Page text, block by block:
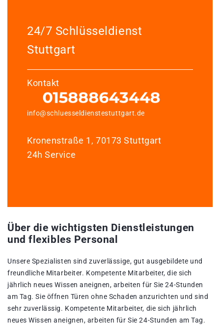
24/7 Schlüsseldienst
Stuttgart
Kontakt
info@schluesseldienstestuttgart.de
Kronenstraße 1, 70173 Stuttgart
24h Service
Über die wichtigsten Dienstleistungen
und flexibles Personal
Unsere Spezialisten sind zuverlässige, gut ausgebildete und
freundliche Mitarbeiter. Kompetente Mitarbeiter, die sich
jährlich neues Wissen aneignen, arbeiten für Sie 24-Stunden
am Tag. Sie öffnen Türen ohne Schaden anzurichten und sind
sehr zuverlässig. Kompetente Mitarbeiter, die sich jährlich
neues Wissen aneignen, arbeiten für Sie 24-Stunden am Tag.